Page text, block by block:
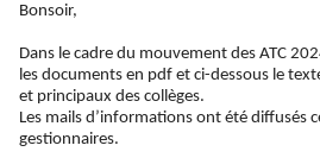
Bonsoir,
Dans le cadre du mouvement des ATC
les documents en pdf et ci-dessous le
et principaux des collèges.
Les mails d’informations ont été diffusés
gestionnaires.